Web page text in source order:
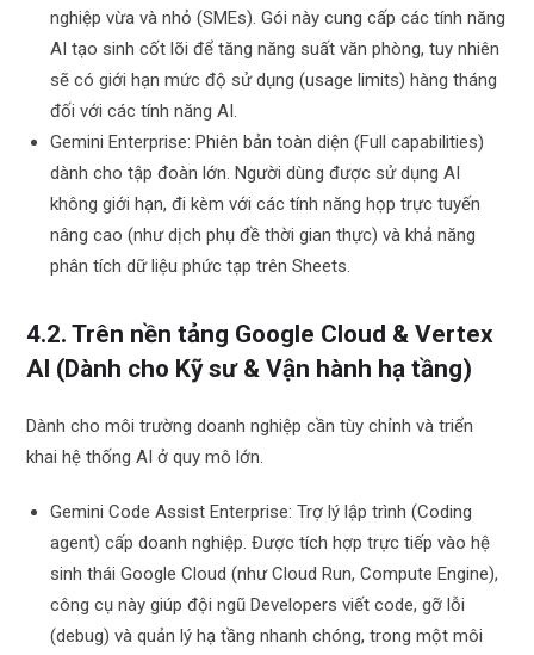
nghiệp vừa và nhỏ (SMEs). Gói này cung cấp các tính năng
AI tạo sinh cốt lõi để tăng năng suất văn phòng, tuy nhiên
sẽ có giới hạn mức độ sử dụng (usage limits) hàng tháng
đối với các tính năng AI.
Gemini Enterprise: Phiên bản toàn diện (Full capabilities)
dành cho tập đoàn lớn. Người dùng được sử dụng AI
không giới hạn, đi kèm với các tính năng họp trực tuyến
nâng cao (như dịch phụ đề thời gian thực) và khả năng
phân tích dữ liệu phức tạp trên Sheets.
4.2. Trên nền tảng Google Cloud & Vertex
AI (Dành cho Kỹ sư & Vận hành hạ tầng)
Dành cho môi trường doanh nghiệp cần tùy chỉnh và triển
khai hệ thống AI ở quy mô lớn.
Gemini Code Assist Enterprise: Trợ lý lập trình (Coding
agent) cấp doanh nghiệp. Được tích hợp trực tiếp vào hệ
sinh thái Google Cloud (như Cloud Run, Compute Engine),
công cụ này giúp đội ngũ Developers viết code, gỡ lỗi
(debug) và quản lý hạ tầng nhanh chóng, trong một môi